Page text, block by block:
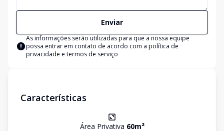
Enviar
As informações serão utilizadas para que a nossa equipe
possa entrar em contato de acordo com a política de
privacidade e termos de serviço
Características
Área Privativa 60m²